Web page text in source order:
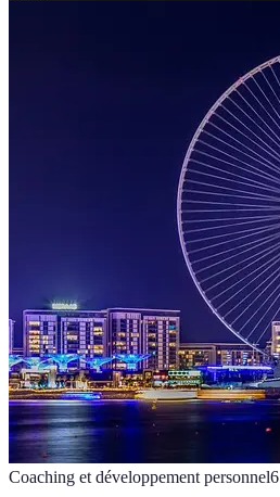
Coaching et développement personnel6